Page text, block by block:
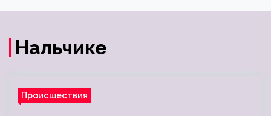
Нальчике
Происшествия